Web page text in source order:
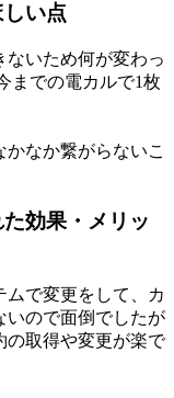
い点
いため何が変わっ
までの電カルで1枚
なか繋がらないこ
効果・メリッ
で変更をして、カ
いので面倒でしたが
の取得や変更が楽で